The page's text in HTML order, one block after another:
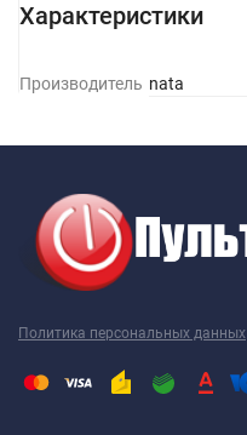
Характеристики
ПроизводительRenata
Политика персональных данных